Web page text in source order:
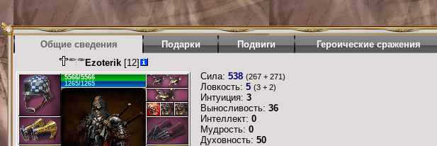
Общие сведения Подарки Подвиги
Героические сражения
Ezoterik[12]
5566/5566
1265/1265
Сила: 538 (267 + 271)
Ловкость: 5 (3 + 2)
Интуиция: 3
Выносливость: 36
Интеллект: 0
Мудрость: 0
Духовность: 50